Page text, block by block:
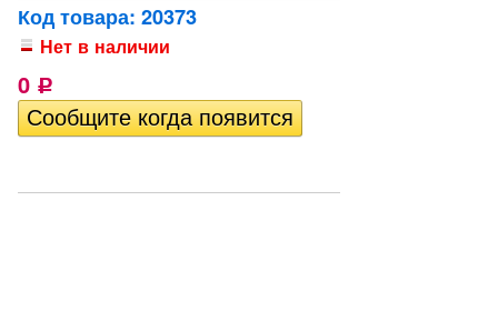
Код товара: 20373
Нет в наличии
0 Р